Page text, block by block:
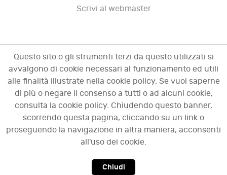
Scrivi al webmaster
© 2009 - 2026 OCI - Osservatorio sulle crisi
d'impresa. Tutti i diritti riservati.
Questo sito o gli strumenti terzi da questo utilizzati si
avvalgono di cookie necessari al funzionamento ed utili
alle finalità illustrate nella cookie policy. Se vuoi saperne
di più o negare il consenso a tutti o ad alcuni cookie,
consulta la cookie policy. Chiudendo questo banner,
scorrendo questa pagina, cliccando su un link o
proseguendo la navigazione in altra maniera, acconsenti
all'uso dei cookie.
Chiudi